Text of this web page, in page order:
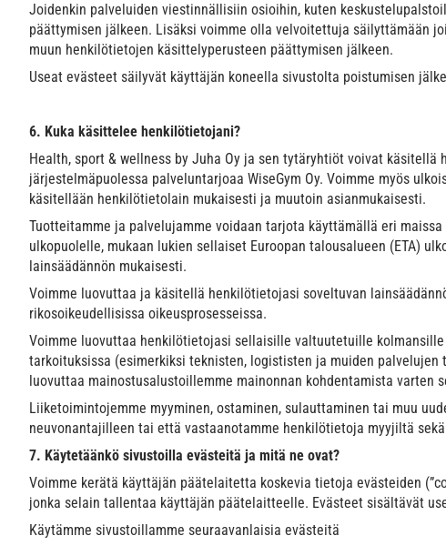
Joidenkin palveluiden viestinnällisiin osioihin, kuten
päättymisen jälkeen. Lisäksi voimme olla velvoitettuja säilyttämään
muun henkilötietojen käsittelyperusteen päättymisen jälkeen.
Useat evästeet säilyvät käyttäjän koneella sivustolta poistumisen
6. Kuka käsittelee henkilötietojani?
Health, sport & wellness by Juha Oy ja sen tytäryhtiöt voivat
järjestelmäpuolessa palveluntarjoaa WiseGym Oy. Voimme myös
käsitellään henkilötietolain mukaisesti ja muutoin asianmukaisesti.
Tuotteitamme ja palvelujamme voidaan tarjota käyttämällä eri
ulkopuolelle, mukaan lukien sellaiset Euroopan talousalueen (ETA)
lainsäädännön mukaisesti.
Voimme luovuttaa ja käsitellä henkilötietojasi soveltuvan
rikosoikeudellisissa oikeusprosesseissa.
Voimme luovuttaa henkilötietojasi sellaisille valtuutetuille
tarkoituksissa (esimerkiksi teknisten, logististen ja muiden
luovuttaa mainostusalustoillemme mainonnan kohdentamista
Liiketoimintojemme myyminen, ostaminen, sulauttaminen tai muu
neuvonantajilleen tai että vastaanotamme henkilötietoja myyjiltä
7. Käytetäänkö sivustoilla evästeitä ja mitä ne ovat?
Voimme kerätä käyttäjän päätelaitetta koskevia tietoja evästeiden
jonka selain tallentaa käyttäjän päätelaitteelle. Evästeet sisältävät
Käytämme sivustoillamme seuraavanlaisia evästeitä